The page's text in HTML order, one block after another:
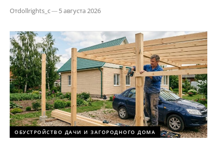
Отdollrights_c—5 августа 2026
ОБУСТРОЙСТВО ДАЧИ И ЗАГОРОДНОГО ДОМА